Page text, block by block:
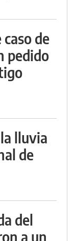
de
pedido
lluvia
de
del
a un